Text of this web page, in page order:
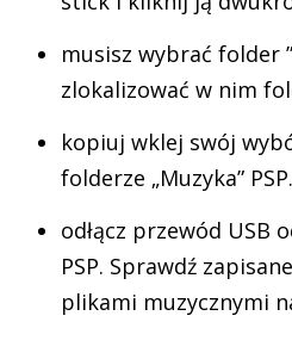
musisz wybrać folder ”
zlokalizować w nim
kopiuj wklej swój
folderze „Muzyka” PSP.
odłącz przewód USB
PSP. Sprawdź
plikami muzycznymi